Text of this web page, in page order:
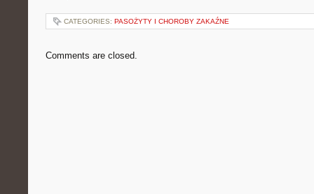
CATEGORIES: PASOŻYTY I CHOROBY ZAKAŹNE
Comments are closed.